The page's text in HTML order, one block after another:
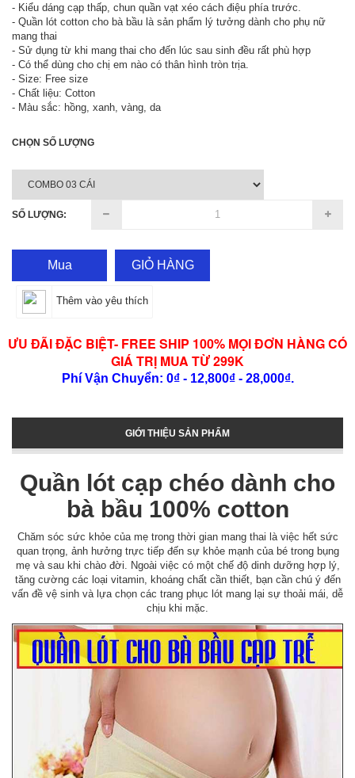
- Kiểu dáng cạp thấp, chun quần vạt xéo cách điệu phía trước.
- Quần lót cotton cho bà bầu là sản phẩm lý tưởng dành cho phụ nữ
mang thai
- Sử dụng từ khi mang thai cho đến lúc sau sinh đều rất phù hợp
- Có thể dùng cho chị em nào có thân hình tròn trịa.
- Size: Free size
- Chất liệu: Cotton
- Màu sắc: hồng, xanh, vàng, da
CHỌN SỐ LƯỢNG
SỐ LƯỢNG:
Mua GIỎ HÀNG
Thêm vào yêu thích
ƯU ĐÃI ĐẶC BIỆT- FREE SHIP 100% MỌI ĐƠN HÀNG CÓ
GIÁ TRỊ MUA TỪ 299K
Phí Vận Chuyển: 0₫ - 12,800₫ - 28,000₫.
GIỚI THIỆU SẢN PHẨM
Quần lót cạp chéo dành cho
bà bầu 100% cotton
Chăm sóc sức khỏe của mẹ trong thời gian mang thai là việc hết sức
quan trọng, ảnh hưởng trực tiếp đến sự khỏe mạnh của bé trong bụng
mẹ và sau khi chào đời. Ngoài việc có một chế độ dinh dưỡng hợp lý,
tăng cường các loại vitamin, khoáng chất cần thiết, bạn cần chú ý đến
vấn đề vệ sinh và lựa chọn các trang phục lót mang lại sự thoải mái, dễ
chịu khi mặc.